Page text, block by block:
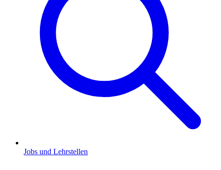
Jobs und Lehrstellen